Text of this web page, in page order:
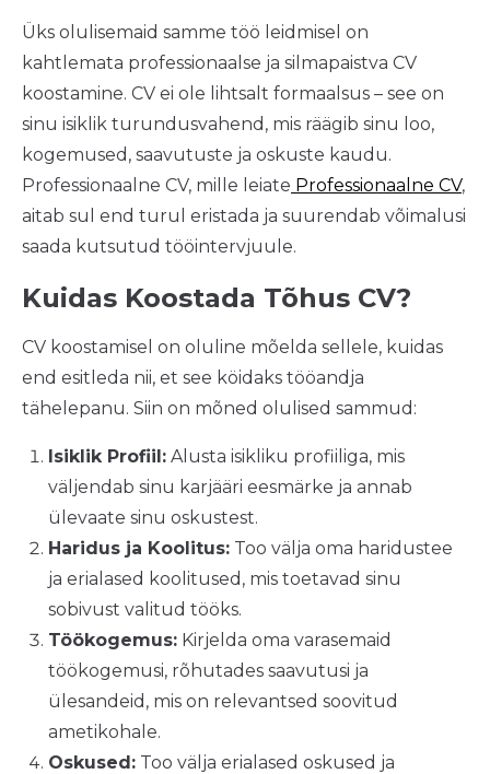
Üks olulisemaid samme töö leidmisel on
kahtlemata professionaalse ja silmapaistva CV
koostamine. CV ei ole lihtsalt formaalsus – see on
sinu isiklik turundusvahend, mis räägib sinu loo,
kogemused, saavutuste ja oskuste kaudu.
Professionaalne CV, mille leiate Professionaalne CV,
aitab sul end turul eristada ja suurendab võimalusi
saada kutsutud tööintervjuule.
Kuidas Koostada Tõhus CV?
CV koostamisel on oluline mõelda sellele, kuidas
end esitleda nii, et see köidaks tööandja
tähelepanu. Siin on mõned olulised sammud:
Isiklik Profiil: Alusta isikliku profiiliga, mis
väljendab sinu karjääri eesmärke ja annab
ülevaate sinu oskustest.
Haridus ja Koolitus: Too välja oma haridustee
ja erialased koolitused, mis toetavad sinu
sobivust valitud tööks.
Töökogemus: Kirjelda oma varasemaid
töökogemusi, rõhutades saavutusi ja
ülesandeid, mis on relevantsed soovitud
ametikohale.
Oskused: Too välja erialased oskused ja